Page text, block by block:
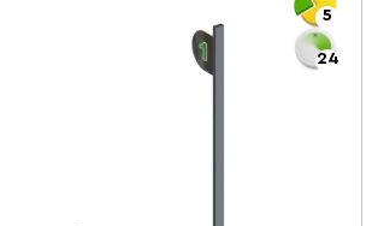
5
24